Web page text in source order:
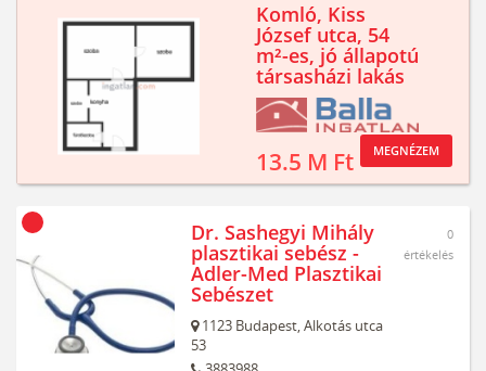
Komló, Kiss
József utca, 54
m²-es, jó állapotú
társasházi lakás
13.5 M Ft MEGNÉZEM
Dr. Sashegyi Mihály
plasztikai sebész -
Adler-Med Plasztikai
Sebészet
1123 Budapest,Alkotás utca
53
0
értékelés